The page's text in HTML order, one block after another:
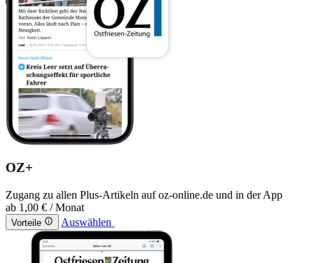
OZ+
Zugang zu allen Plus-Artikeln auf oz-online.de und in der App
ab 1,00 € / Monat
Vorteile Auswählen